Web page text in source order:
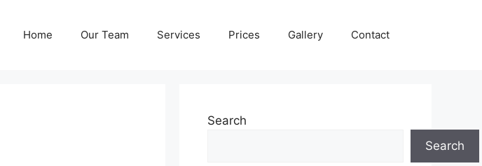
Home Our Team Services Prices Gallery Contact
Search
Search